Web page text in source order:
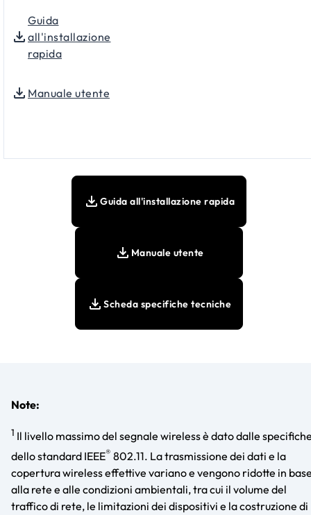
Guida
all'installazione
rapida
Manuale utente
Guida all'installazione rapida
Manuale utente
Scheda specifiche tecniche
Note:
1 Il livello massimo del segnale wireless è dato dalle
dello standard IEEE® 802.11. La trasmissione dei dati e la
copertura wireless effettive variano e vengono ridotte in
alla rete e alle condizioni ambientali, tra cui il volume del
traffico di rete, le limitazioni dei dispositivi e la costruzione di